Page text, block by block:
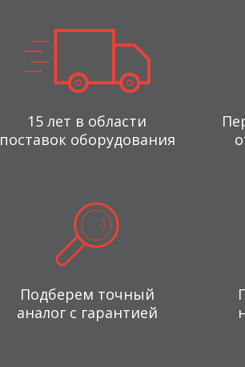
15 лет в области
поставок оборудования
Подберем точный
аналог с гарантией